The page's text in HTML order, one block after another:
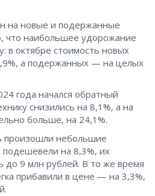
на новые и подержанные
что наибольшее удорожание
в октябре стоимость новых
а подержанных — на целых
года начался обратный
снизились на 8,1%, а на
больше, на 24,1%.
произошли небольшие
подешевели на 8,3%, их
до 9 млн рублей. В то же время
прибавили в цене — на 3,3%,